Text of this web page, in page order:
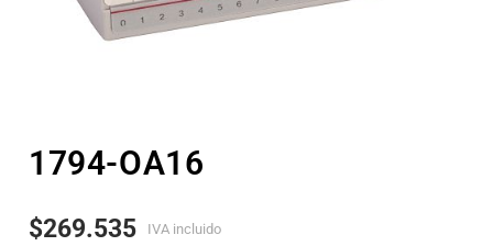
1794-OA16
$269.535 IVA incluido